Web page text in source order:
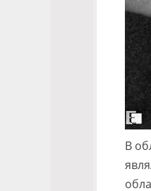
В